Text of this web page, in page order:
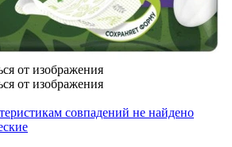
от изображения
от изображения
совпадений не найдено